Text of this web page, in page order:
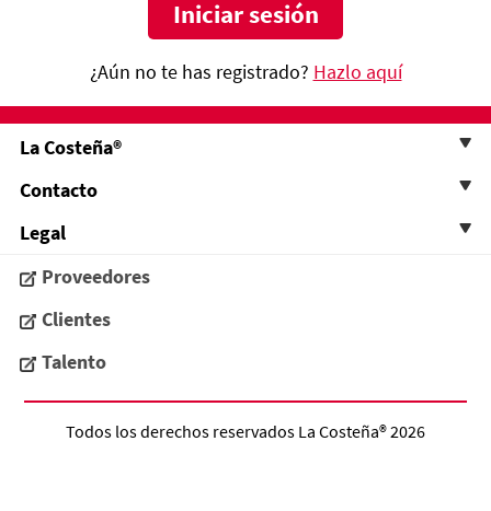
¿Aún no te has registrado? Hazlo aquí
La Costeña®
Contacto
Legal
Proveedores
Clientes
Talento
Todos los derechos reservados La Costeña®2026